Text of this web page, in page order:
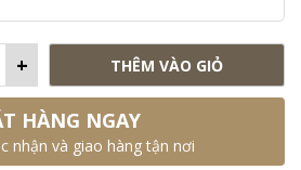
+ THÊM VÀO GIỎ
HÀNG NGAY
nhận và giao hàng tận nơi